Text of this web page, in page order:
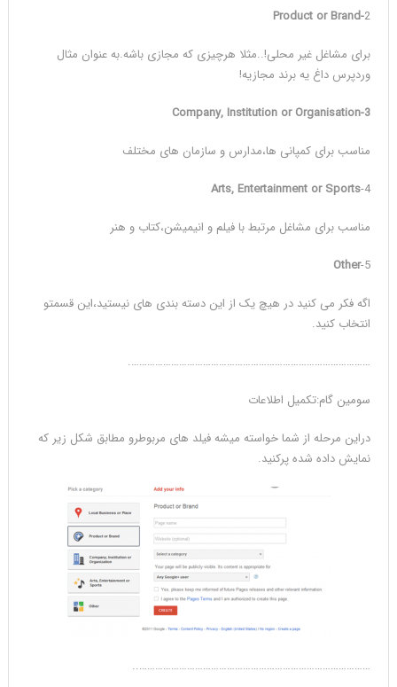
Product or Brand-2
برای مشاغل غیر محلی!..مثلا هرچیزی که مجازی باشه.به عنوان مثال
وردپرس داغ یه برند مجازیه!
3-
Company, Institution or Organisation
مناسب برای کمپانی ها،مدارس و سازمان های مختلف
4-
Arts, Entertainment or Sports
مناسب برای مشاغل مرتبط با فیلم و انیمیشن،کتاب و هنر
5-
Other
اگه فکر می کنید در هیچ یک از این دسته بندی های نیستید،این قسمتو
انتخاب کنید.
……………………………………………………………………………….
سومین گام:تکمیل اطلاعات
دراین مرحله از شما خواسته میشه فیلد های مربوطرو مطابق شکل زیر که
نمایش داده شده پرکنید.
……………………………………………………………………………..